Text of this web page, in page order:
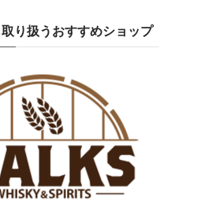
り扱うおすすめショップ